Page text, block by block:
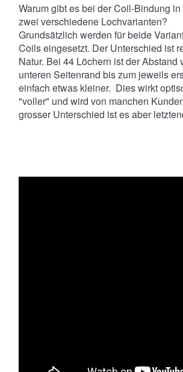
Warum gibt es bei der Coil-Bindung
zwei verschiedene Lochvarianten?
Grundsätzlich werden für beide
Coils eingesetzt. Der Unterschied ist
Natur. Bei 44 Löchern ist der Abstand
unteren Seitenrand bis zum jeweils
einfach etwas kleiner. Dies wirkt
"voller" und wird von manchen
grosser Unterschied ist es aber